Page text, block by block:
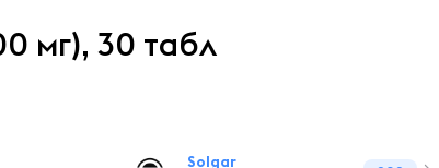
мг), 30 табл
Solgar